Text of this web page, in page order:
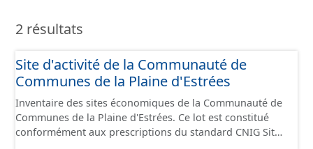
2 résultats
Site d'activité de la Communauté de
Communes de la Plaine d'Estrées
Inventaire des sites économiques de la Communauté de
Communes de la Plaine d'Estrées. Ce lot est constitué
conformément aux prescriptions du standard CNIG Sites